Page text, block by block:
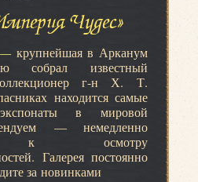
Чудес»
—крупнейшая в Арканум
собрал известный
г-н Х. Т.
находится самые
в мировой
— немедленно
к осмотру
Галерея постоянно
за новинками